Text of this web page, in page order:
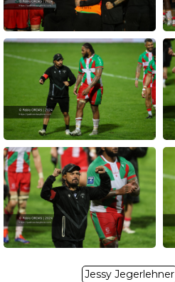
Jessy Jegerlehner